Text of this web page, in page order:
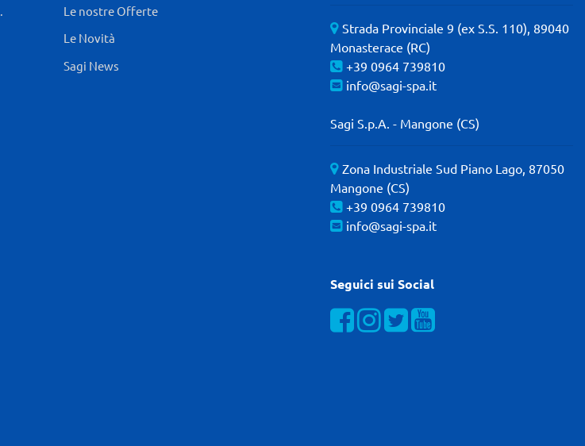
Le nostre Offerte
Le Novità
Sagi News
Strada Provinciale 9 (ex S.S. 110), 89040
Monasterace (RC)
+39 0964 739810
info@sagi-spa.it
Sagi S.p.A. - Mangone (CS)
Zona Industriale Sud Piano Lago, 87050
Mangone (CS)
+39 0964 739810
info@sagi-spa.it
Seguici sui Social
Visualizza la nostra pagina Facebook
Visualizza il nostro profilo
Visualizza il nostro profilo
Visualizza il nostro canale